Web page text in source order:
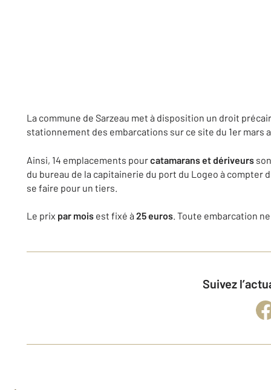
La commune de Sarzeau met à disposition un droit
stationnement des embarcations sur ce site du 1er mars
Ainsi, 14 emplacements pourcatamarans et dériveurs
du bureau de la capitainerie du port du Logeo à compter
se faire pour un tiers.
Le prix par mois est fixé à 25 euros. Toute embarcation
Suivez